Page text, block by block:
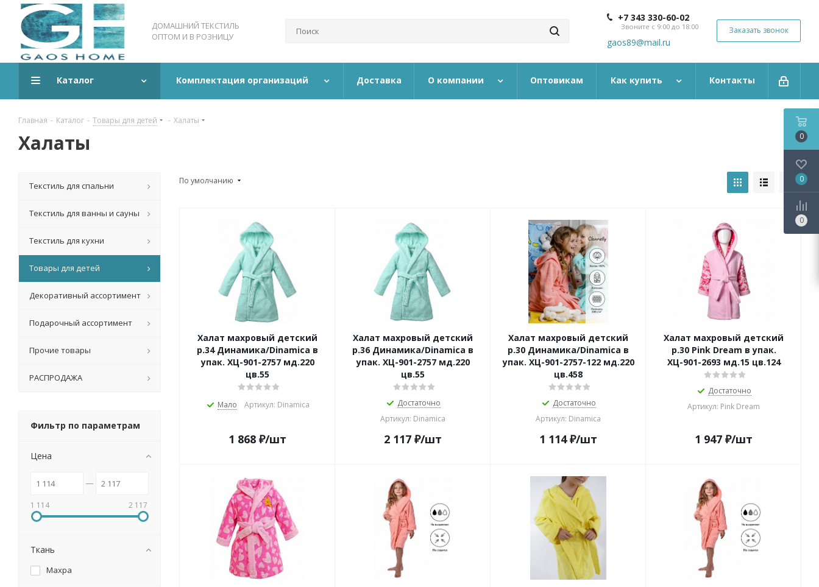
ДОМАШНИЙ ТЕКСТИЛЬ
ОПТОМ И В РОЗНИЦУ
+7 343 330-60-02
Звоните с 9:00 до 18:00
gaos89@mail.ru
Заказать звонок
Каталог Комплектация организаций Доставка О компании Оптовикам Как купить Контакты
Главная - Каталог - Товары для детей - Халаты
Халаты
По умолчанию
Халат махровый детский
р.34 Динамика/Dinamica в
упак. ХЦ-901-2757 мд.220
цв.55
Мало Артикул: Dinamica
1 868 ₽/шт
Халат махровый детский
р.36 Динамика/Dinamica в
упак. ХЦ-901-2757 мд.220
цв.55
Достаточно
Артикул: Dinamica
2 117 ₽/шт
Халат махровый детский
р.30 Динамика/Dinamica в
упак. ХЦ-901-2757-122 мд.220
цв.458
Достаточно
Артикул: Dinamica
1 114₽/шт
Халат махровый детский
р.30 Pink Dream в упак.
ХЦ-901-2693 мд.15 цв.124
Достаточно
Артикул: Pink Dream
1 947 ₽/шт
Текстиль для спальни
Текстиль для ванны и сауны
Текстиль для кухни
Товары для детей
Декоративный ассортимент
Подарочный ассортимент
Прочие товары
РАСПРОДАЖА
Фильтр по параметрам
Цена
1 114 2 117
Ткань
Махра
0
0
0